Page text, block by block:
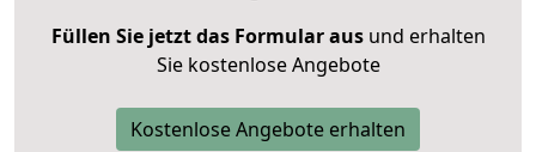
Füllen Sie jetzt das Formular ausund erhalten
Sie kostenlose Angebote
Kostenlose Angebote erhalten